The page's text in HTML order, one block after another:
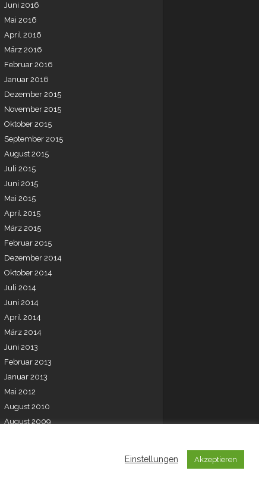
Juni 2016
Mai 2016
April 2016
März 2016
Februar 2016
Januar 2016
Dezember 2015
November 2015
Oktober 2015
September 2015
August 2015
Juli 2015
Juni 2015
Mai 2015
April 2015
März 2015
Februar 2015
Dezember 2014
Oktober 2014
Juli 2014
Juni 2014
April 2014
März 2014
Juni 2013
Februar 2013
Januar 2013
Mai 2012
August 2010
August 2009
Einstellungen Akzeptieren